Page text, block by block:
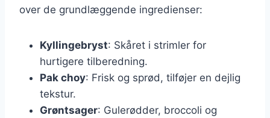
over de grundlæggende ingredienser:
Kyllingebryst: Skåret i strimler for
hurtigere tilberedning.
Pak choy: Frisk og sprød, tilføjer en dejlig
tekstur.
Grøntsager: Gulerødder, broccoli og